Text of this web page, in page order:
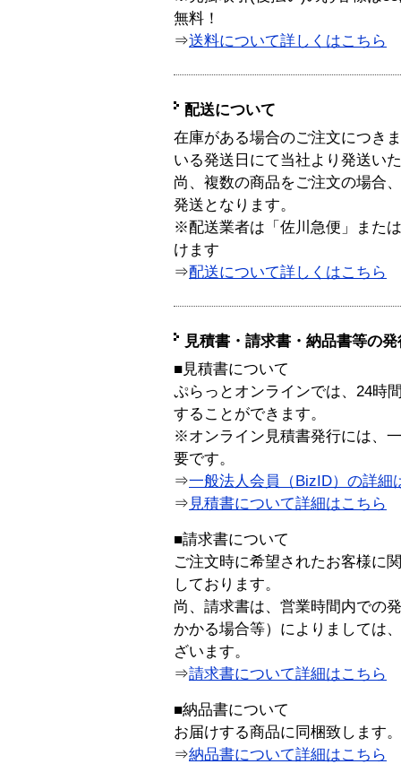
無料！
⇒送料について詳しくはこちら
配送について
在庫がある場合のご注文につき
いる発送日にて当社より発送い
尚、複数の商品をご注文の場合
発送となります。
※配送業者は「佐川急便」また
けます
⇒配送について詳しくはこちら
見積書・請求書・納品書等の
■見積書について
ぷらっとオンラインでは、24時
することができます。
※オンライン見積書発行には、
要です。
⇒一般法人会員（BizID）の詳細
⇒ 見積書について詳細はこちら
■請求書について
ご注文時に希望されたお客様に
しております。
尚、請求書は、営業時間内での
かかる場合等）によりましては
ざいます。
⇒請求書について詳細はこちら
■納品書について
お届けする商品に同梱致します。
⇒納品書について詳細はこちら